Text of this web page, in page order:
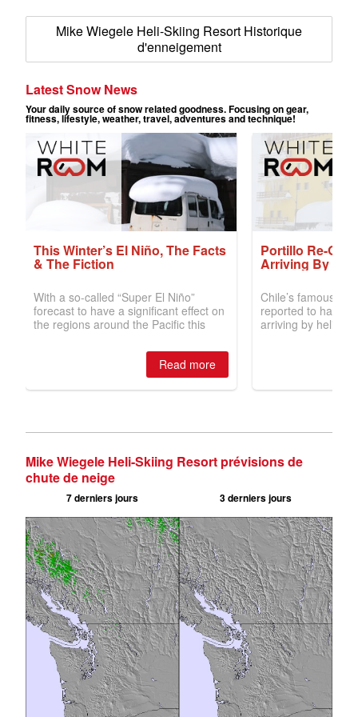
Mike Wiegele Heli-Skiing Resort Historique
d'enneigement
Mike Wiegele Heli-Skiing Resort prévisions de
chute de neige
7 derniers jours 3 derniers jours